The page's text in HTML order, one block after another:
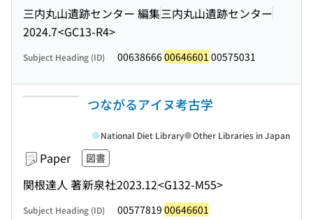
三内丸山遺跡センター 編集三内丸山遺跡センター
2024.7<GC13-R4>
Subject Heading (ID) 0063866600646601 00575031
つながるアイヌ考古学
Paper 図書
関根達人 著新泉社2023.12<G132-M55>
National Diet Library Other Libraries in Japan
Subject Heading (ID) 00577819 00646601